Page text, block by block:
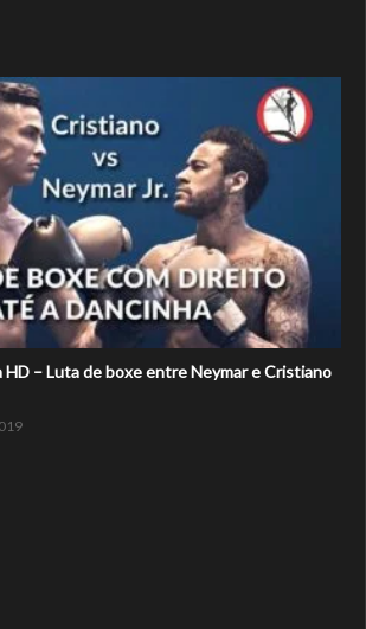
– Luta de boxe entre Neymar e Cristiano